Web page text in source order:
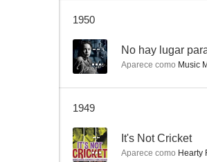
1950
-- No hay lugar
Aparece como Music
1949
-- It's Not Cricket
Aparece como Hearty